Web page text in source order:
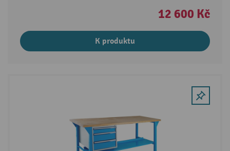
12 600 Kč
K produktu